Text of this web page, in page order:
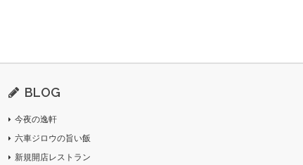
BLOG
今夜の逸軒
六車ジロウの旨い飯
新規開店レストラン